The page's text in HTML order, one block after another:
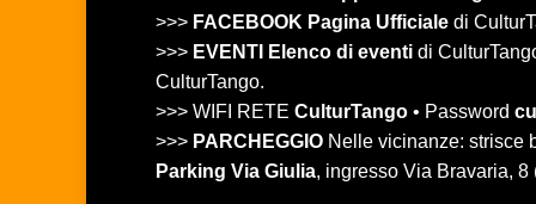
>>> FACEBOOK Pagina Ufficiale di
>>> EVENTI Elenco di eventi di
CulturTango.
>>> WIFI RETE CulturTango • Password
>>> PARCHEGGIO Nelle vicinanze: strisce
Parking Via Giulia, ingresso Via Bravaria,